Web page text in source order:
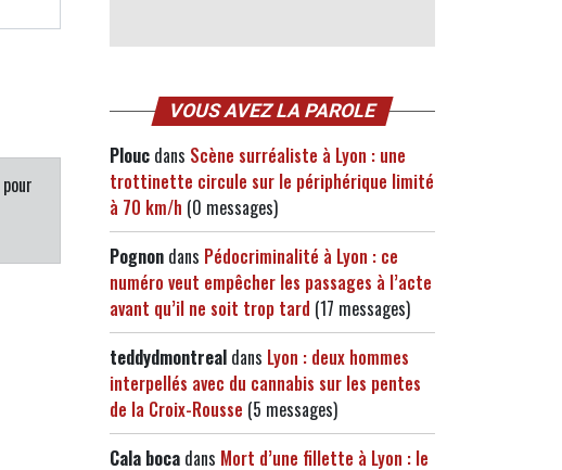
pour
VOUS AVEZ LA PAROLE
Plouc dans Scène surréaliste à Lyon : une
trottinette circule sur le périphérique limité
à 70 km/h (0 messages)
Pognon dans Pédocriminalité à Lyon : ce
numéro veut empêcher les passages à l’acte
avant qu’il ne soit trop tard (17 messages)
teddydmontreal dans Lyon : deux hommes
interpellés avec du cannabis sur les pentes
de la Croix-Rousse (5 messages)
Cala boca dans Mort d’une fillette à Lyon : le